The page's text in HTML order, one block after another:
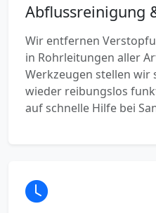
Abflussreinigung
Wir entfernen
in Rohrleitungen aller
Werkzeugen stellen wir
wieder reibungslos
auf schnelle Hilfe bei